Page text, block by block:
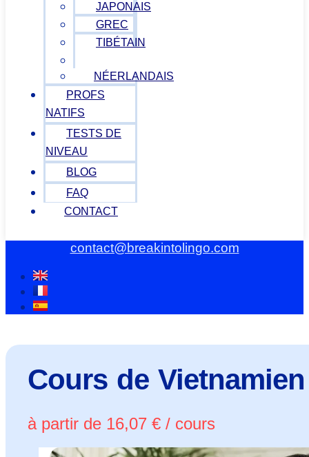
JAPONAIS
GREC
TIBÉTAIN
NÉERLANDAIS
PROFS
NATIFS
TESTS DE
NIVEAU
BLOG
FAQ
CONTACT
contact@breakintolingo.com
Cours de
à partir de 16,07 € / cours